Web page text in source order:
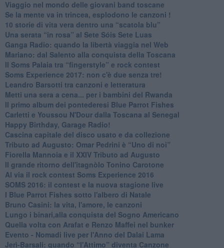
Viaggio nel mondo delle giovani band toscane
Se la mente va in trincea, esplodono le canzoni !
​10 storie di vita vera dentro una “scatola blu”
​Una serata “in rosa” al Sete Sóis Sete Luas
Ganga Radio: quando la libertà viaggia nel Web
Mariano: dal Salento alla conquista della Toscana
​Il Soms Palaia tra “fingerstyle” e rock contest
Soms Experience 2017: non c'è due senza tre!
​Leandro Barsotti tra canzoni e letteratura
​Metti una sera a cena... per i bambini del Rwanda
​Il primo album dei pontederesi Blue Parrot Fishes
Carletti e Youssou N'Dour dalla Toscana al Senegal
Happy Birthday, Garage Radio!
​Cascina capitale del disco usato e da collezione
Tributo ad Augusto: Omar Pedrini è “Uno di noi”
​Fiorella Mannoia e il XXIV Tributo ad Augusto
Il grande ritorno dell'itagnòlo Tonino Carotone
​Al via il rock contest Soms Experience 2016
​SOMS 2016: il contest e la nuova stagione live
I Blue Parrot Fishes sotto l'albero di Natale
Bruno Casini: la vita, l'amore, le canzoni
​Lungo i binari,alla conquista del Sogno Americano
​Quella volta con Arafat e Renzo Maffei nel bunker
​Evento - Nomadi live per l'Anno del Dalai Lama
Jerì-Barsali: quando “l'Attimo” diventa Canzone